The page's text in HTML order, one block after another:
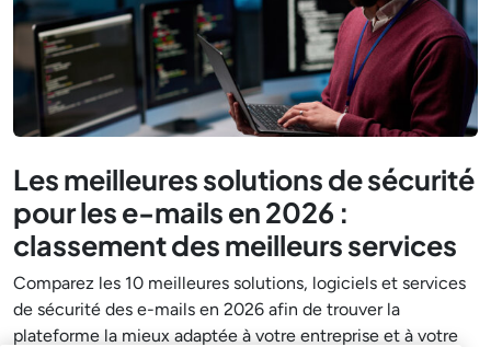
Les meilleures solutions de sécurité
pour les e-mails en 2026 :
classement des meilleurs services
Comparez les 10 meilleures solutions, logiciels et services
de sécurité des e-mails en 2026 afin de trouver la
plateforme la mieux adaptée à votre entreprise et à votre